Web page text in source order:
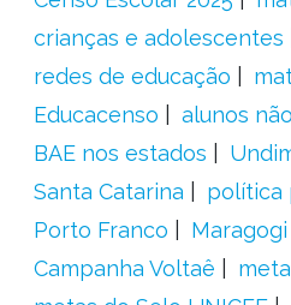
crianças e adolescentes
redes de educação
Educacenso
alunos
BAE nos estados
Santa Catarina
política
Porto Franco
Maragogi
Campanha Voltaê